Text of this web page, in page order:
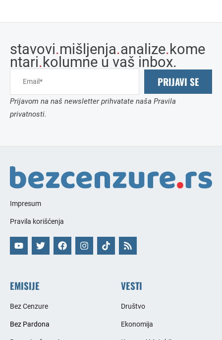
stavovi.mišljenja.analize.kome
ntari.kolumne u vaš inbox.
PRIJAVI SE
Prijavom na naš newsletter prihvatate naša Pravila
privatnosti.
Impresum
Pravila korišćenja
EMISIJE
Bez Cenzure
Bez Pardona
VESTI
Društvo
Ekonomija